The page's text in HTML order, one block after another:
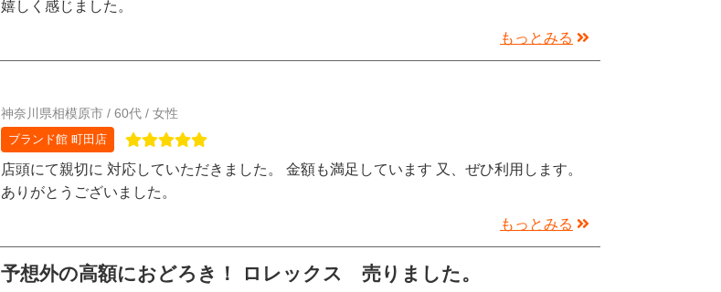
嬉しく感じました。
もっとみる
神奈川県相模原市 / 60代 / 女性
ブランド館 町田店
店頭にて親切に 対応していただきました。 金額も満足しています 又、ぜひ利用します。
ありがとうございました。
もっとみる
予想外の高額におどろき！ ロレックス 売りました。